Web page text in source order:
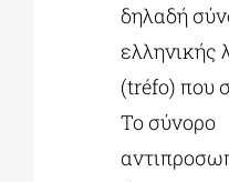
δηλαδή
ελληνικής
(tréfo) που
Το σύνορο